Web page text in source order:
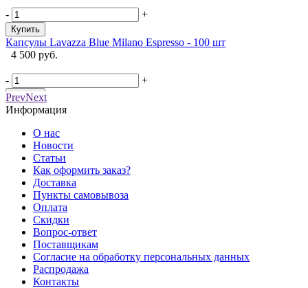
- +
Купить
Капсулы Lavazza Blue Milano Espresso - 100 шт
4 500 руб.
- +
Купить
PrevNext
Информация
О нас
Новости
Статьи
Как оформить заказ?
Доставка
Пункты самовывоза
Оплата
Скидки
Вопрос-ответ
Поставщикам
Согласие на обработку персональных данных
Распродажа
Контакты